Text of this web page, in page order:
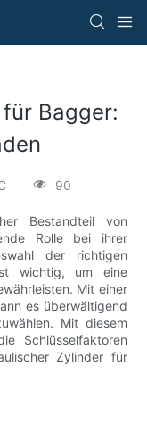
Bagger:
90
Bestandteil von
Rolle bei ihrer
der richtigen
wichtig, um eine
Mit einer
es überwältigend
Mit diesem
Schlüsselfaktoren
Zylinder für